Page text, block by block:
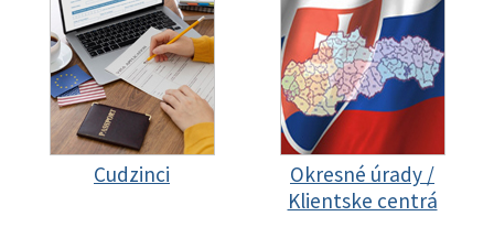
Cudzinci
Okresné úrady /
Klientske centrá